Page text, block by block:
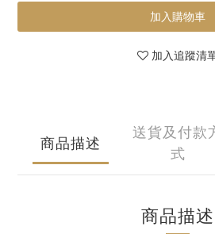
加入購物車
加入追蹤清
商品描述
送貨及付款
式
商品描述